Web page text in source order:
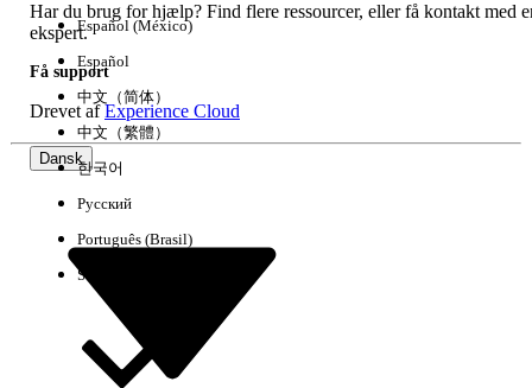
Ryd alle Udført
Har du brug for hjælp? Find flere ressourcer, eller få kontakt med
ekspert.
Få support
Drevet afExperience Cloud
Dansk
Español (México)
Español
中文（简体）
中文（繁體）
한국어
Русский
Português (Brasil)
Suomi